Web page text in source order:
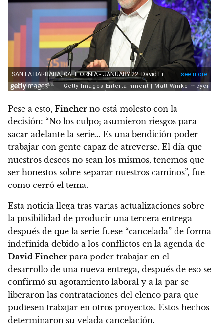
Pese a esto, Fincher no está molesto con la
decisión: “No los culpo; asumieron riesgos para
sacar adelante la serie… Es una bendición poder
trabajar con gente capaz de atreverse. El día que
nuestros deseos no sean los mismos, tenemos que
ser honestos sobre separar nuestros caminos”, fue
como cerró el tema.
Esta noticia llega tras varias actualizaciones sobre
la posibilidad de producir una tercera entrega
después de que la serie fuese “cancelada” de forma
indefinida debido a los conflictos en la agenda de
David Fincher para poder trabajar en el
desarrollo de una nueva entrega, después de eso se
confirmó su agotamiento laboral y a la par se
liberaron las contrataciones del elenco para que
pudiesen trabajar en otros proyectos. Estos hechos
determinaron su velada cancelación.